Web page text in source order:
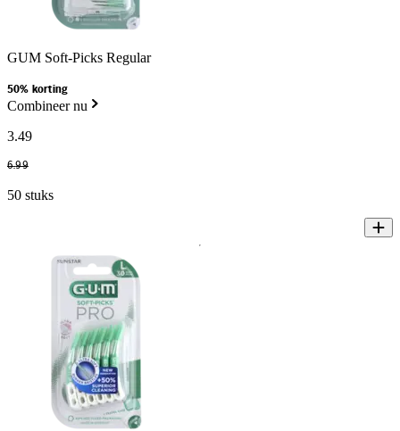
GUM Soft-Picks Regular
50% korting
Combineer nu
3.49
6.99
50 stuks